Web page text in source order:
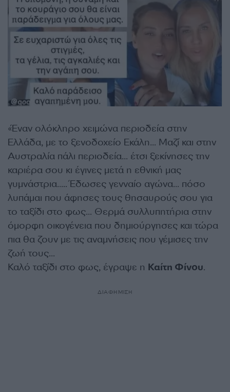
«Έναν ολόκληρο χειμώνα περιοδεία στην
Ελλάδα, με το ξενοδοχείο Εκάλη… Μαζί και στην
Αυστραλία πάλι περιοδεία… έτσι ξεκίνησες την
καριέρα σου κι έγινες μετά η εθνική μας
γυμνάστρια….. Έδωσες γενναίο αγώνα… πόσο
λυπάμαι που άφησες τους θησαυρούς σου για
το ταξίδι στο φως… Θερμά συλλυπητήρια στην
όμορφη οικογένεια που δημιούργησες και τώρα
πια θα ζουν με τις αναμνήσεις που γέμισες την
ζωή τους…
Καλό ταξίδι στο φως, έγραψε η Καίτη Φίνου.
ΔΙΑΦΗΜΙΣΗ